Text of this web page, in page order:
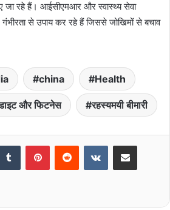
जा रहे हैं। आईसीएमआर और स्वास्थ्य सेवा
से उपाय कर रहे हैं जिससे जोखिमों से बचाव
china Health
और फिटनेस रहस्यमयी बीमारी
Tumblr PinterestReddit VKontakteShare via Email